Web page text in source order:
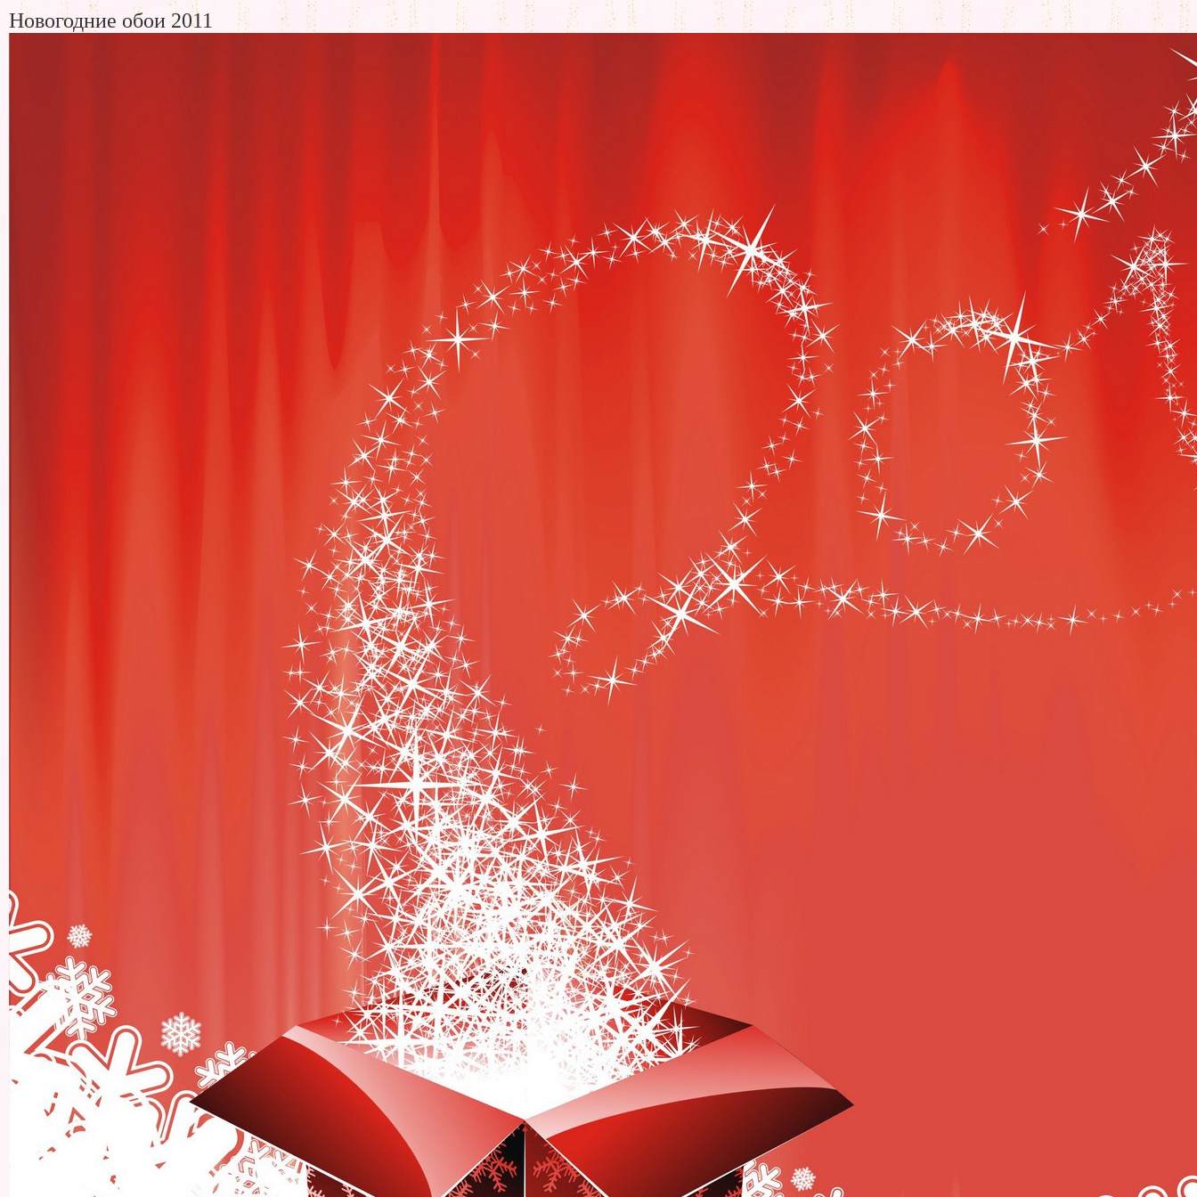
Новогодние обои 2011